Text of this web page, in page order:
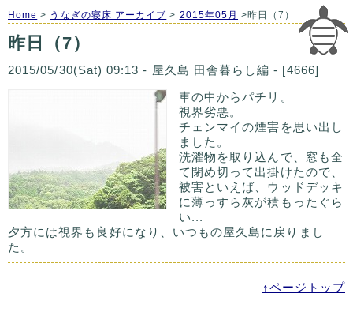
Home > うなぎの寝床 アーカイブ > 2015年05月 >昨日（7）
昨日（7）
2015/05/30(Sat) 09:13 - 屋久島 田舎暮らし編 - [4666]
車の中からパチリ。
視界劣悪。
チェンマイの煙害を思い出し
ました。
洗濯物を取り込んで、窓も全
て閉め切って出掛けたので、
被害といえば、ウッドデッキ
に薄っすら灰が積もったぐら
い...
夕方には視界も良好になり、いつもの屋久島に戻りまし
た。
↑ページトップ